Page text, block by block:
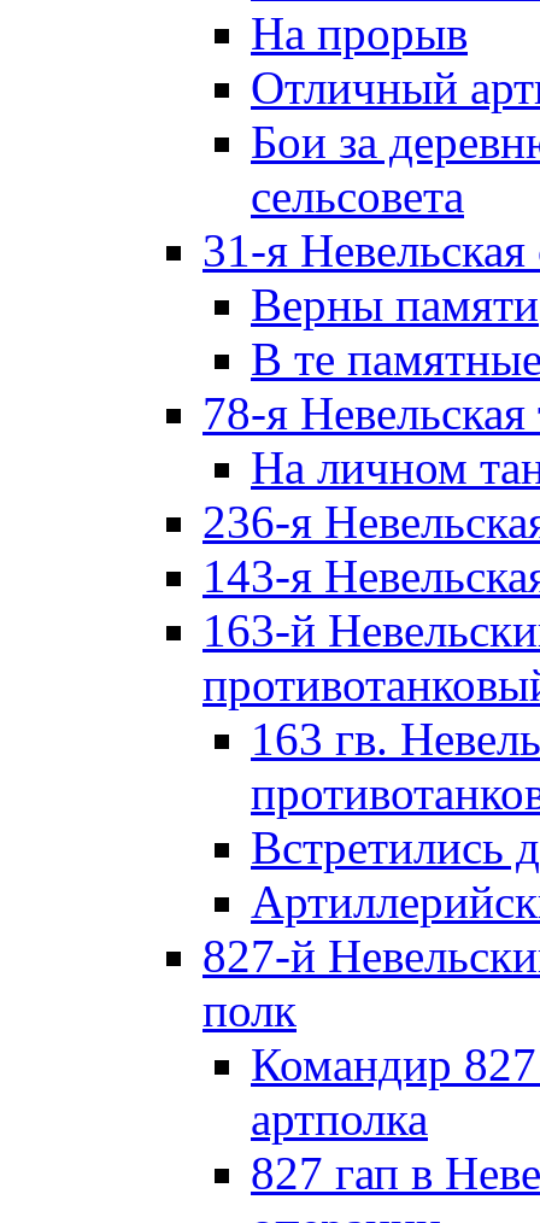
На прорыв
Отличный
Бои за
сельсовета
31-я Невельская
Верны памяти
В те
78-я Невельская
На личном
236-я
143-я
163-й
163 гв.
Встретились
827-й
полк
Командир 827
артполка
827 гап в